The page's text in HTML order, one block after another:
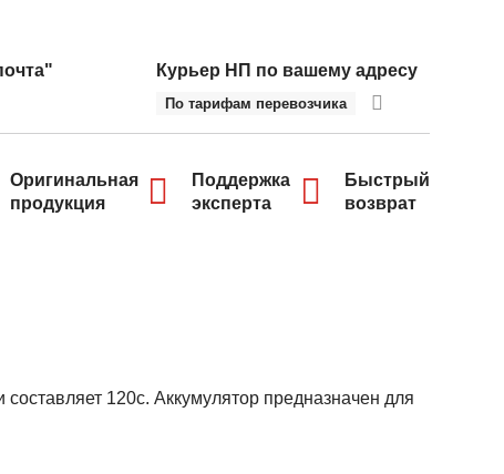
Курьер НП по вашему адресу
По тарифам перевозчика
Оригинальная
продукция
Поддержка
эксперта
Быстрый
возврат
120с. Аккумулятор предназначен для